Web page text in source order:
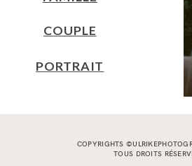
COUPLE
PORTRAIT
COPYRIGHTS
TOUS DROITS